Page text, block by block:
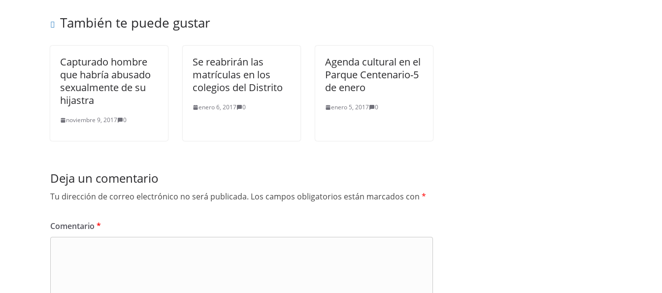
También te puede gustar
Capturado hombre
que habría abusado
sexualmente de su
hijastra
noviembre 9, 2017 0
Se reabrirán las
matrículas en los
colegios del Distrito
enero 6, 2017 0
Agenda cultural en el
Parque Centenario-5
de enero
enero 5, 2017 0
Deja un comentario
Tu dirección de correo electrónico no será publicada. Los campos obligatorios están marcados con *
Comentario *